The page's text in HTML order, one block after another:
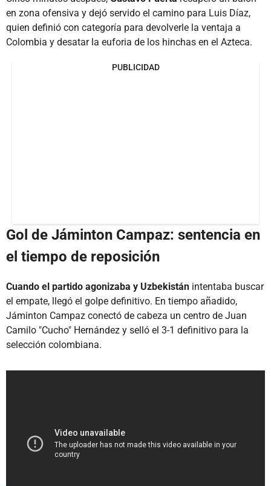
en zona ofensiva y dejó servido el camino para Luis Díaz,
quien definió con categoría para devolverle la ventaja a
Colombia y desatar la euforia de los hinchas en el Azteca.
PUBLICIDAD
Gol de Jáminton Campaz: sentencia en
el tiempo de reposición
Cuando el partido agonizaba y Uzbekistán intentaba buscar
el empate, llegó el golpe definitivo. En tiempo añadido,
Jáminton Campaz conectó de cabeza un centro de Juan
Camilo "Cucho" Hernández y selló el 3-1 definitivo para la
selección colombiana.